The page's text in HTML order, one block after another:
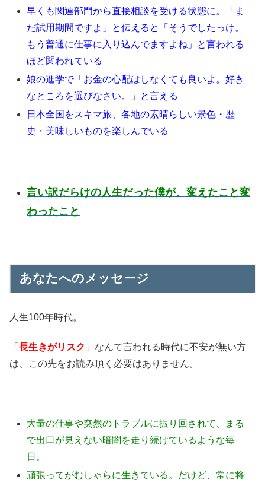
早くも関連部門から直接相談を受ける状態に。「ま
だ試用期間ですよ」と伝えると「そうでしたっけ。
もう普通に仕事に入り込んでますよね」と言われる
ほど関われている
娘の進学で「お金の心配はしなくても良いよ。好き
なところを選びなさい。」と言える
日本全国をスキマ旅、各地の素晴らしい景色・歴
史・美味しいものを楽しんでいる
言い訳だらけの人生だった僕が、変えたこと変
わったこと
あなたへのメッセージ
人生100年時代。
「 長生きがリスク 」 なんて言われる時代に不安が無い方
は、この先をお読み頂く必要はありません。
大量の仕事や突然のトラブルに振り回されて、まる
で出口が見えない暗闇を走り続けているような毎
日。
頑張ってがむしゃらに生きている。だけど、常に将